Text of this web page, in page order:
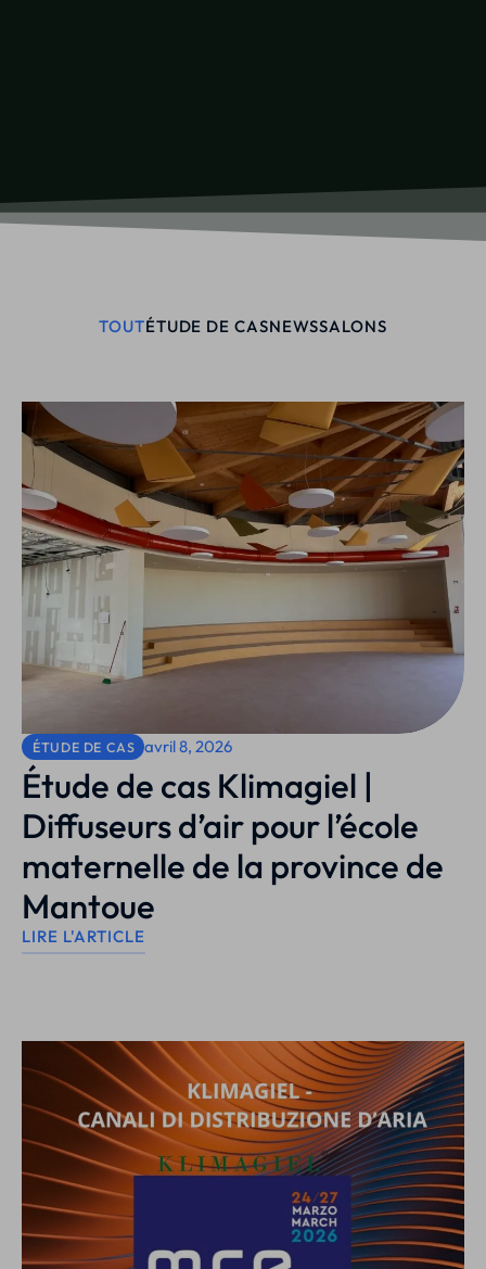
TOUTÉTUDE DE CASNEWSSALONS
ÉTUDE DE CAS avril 8, 2026
Étude de cas Klimagiel |
Diffuseurs d’air pour l’école
maternelle de la province de
Mantoue
LIRE L'ARTICLE